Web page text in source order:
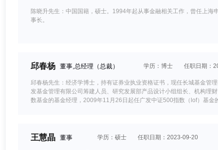
陈晓升先生：中国国籍，硕士。1994年起从事金融相关工作，曾任上
事长。
邱春杨 董事,总经理（总裁） 学历：博士 任职日期：
邱春杨先生：经济学博士，持有证券业执业资格证书，现任长城基金
发基金管理有限公司筹建人员、研究发展部产品设计小组组长、机构
数基金的基金经理，2009年11月26日起任广发中证500指数（lof）基
王慧晶 董事 学历：硕士 任职日期：2023-09-20